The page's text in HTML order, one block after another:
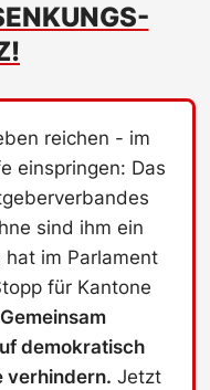
reichen - im
einspringen: Das
sind ihm ein
im Parlament
für Kantone
Gemeinsam
demokratisch
verhindern. Jetzt